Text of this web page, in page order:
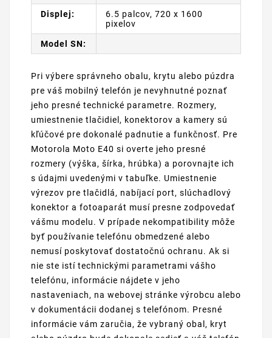
Displej:
6.5 palcov, 720 x 1600
pixelov
Model SN:
Pri výbere správneho obalu, krytu alebo púzdra
pre váš mobilný telefón je nevyhnutné poznať
jeho presné technické parametre. Rozmery,
umiestnenie tlačidiel, konektorov a kamery sú
kľúčové pre dokonalé padnutie a funkčnosť. Pre
Motorola Moto E40 si overte jeho presné
rozmery (výška, šírka, hrúbka) a porovnajte ich
s údajmi uvedenými v tabuľke. Umiestnenie
výrezov pre tlačidlá, nabíjací port, slúchadlový
konektor a fotoaparát musí presne zodpovedať
vášmu modelu. V prípade nekompatibility môže
byť používanie telefónu obmedzené alebo
nemusí poskytovať dostatočnú ochranu. Ak si
nie ste istí technickými parametrami vášho
telefónu, informácie nájdete v jeho
nastaveniach, na webovej stránke výrobcu alebo
v dokumentácii dodanej s telefónom. Presné
informácie vám zaručia, že vybraný obal, kryt